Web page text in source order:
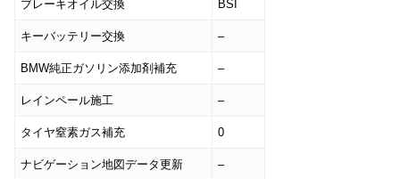
ブレーキオイル交換 BSI
キーバッテリー交換 –
BMW純正ガソリン添加剤補充 –
レインペール施工 –
タイヤ窒素ガス補充 0
ナビゲーション地図データ更新 –